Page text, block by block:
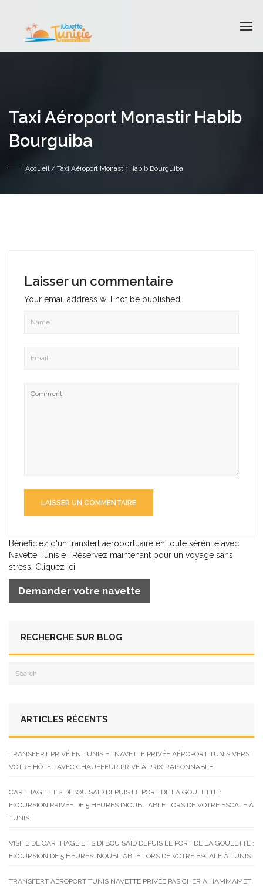
Taxi Aéroport Monastir Habib
Bourguiba
Accueil/ Taxi Aéroport Monastir Habib Bourguiba
Laisser un commentaire
Your email address will not be published.
Bénéficiez d'un transfert aéroportuaire en toute sérénité avec
Navette Tunisie ! Réservez maintenant pour un voyage sans
stress. Cliquez ici
Demander votre navette
RECHERCHE SUR BLOG
ARTICLES RÉCENTS
TRANSFERT PRIVÉ EN TUNISIE : NAVETTE PRIVÉE AÉROPORT TUNIS VERS
VOTRE HÔTEL AVEC CHAUFFEUR PRIVÉ À PRIX RAISONNABLE
CARTHAGE ET SIDI BOU SAÏD DEPUIS LE PORT DE LA GOULETTE :
EXCURSION PRIVÉE DE 5 HEURES INOUBLIABLE LORS DE VOTRE ESCALE À
TUNIS
VISITE DE CARTHAGE ET SIDI BOU SAÏD DEPUIS LE PORT DE LA GOULETTE :
EXCURSION DE 5 HEURES INOUBLIABLE LORS DE VOTRE ESCALE À TUNIS
TRANSFERT AÉROPORT TUNIS NAVETTE PRIVÉE PAS CHER A HAMMAMET